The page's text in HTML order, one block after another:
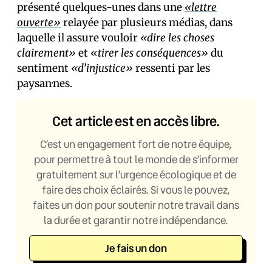
présenté quelques-unes dans une «lettre
ouverte» relayée par plusieurs médias, dans
laquelle il assure vouloir «dire les choses
clairement» et «tirer les conséquences» du
sentiment «d’injustice» ressenti par les
paysan·nes.
Cet article est en accès libre.
C’est un engagement fort de notre équipe,
pour permettre à tout le monde de s’informer
gratuitement sur l’urgence écologique et de
faire des choix éclairés. Si vous le pouvez,
faites un don pour soutenir notre travail dans
la durée et garantir notre indépendance.
Je fais un don